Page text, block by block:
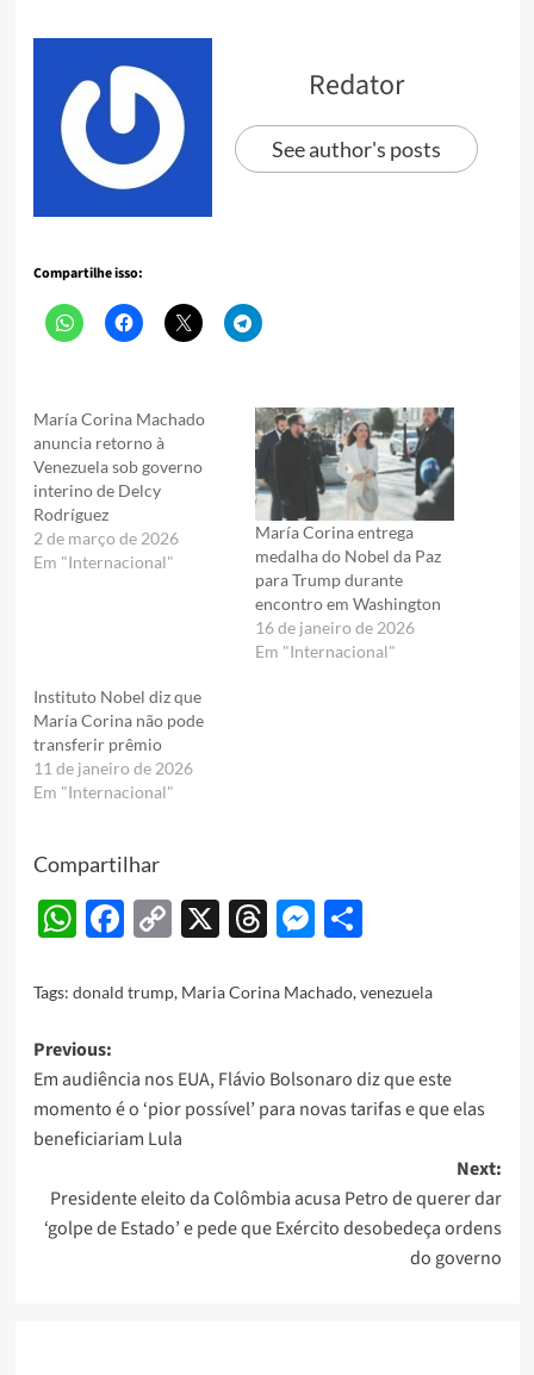
Redator
See author's posts
Compartilhe isso:
María Corina Machado
anuncia retorno à
Venezuela sob governo
interino de Delcy
Rodríguez
2 de março de 2026
Em "Internacional"
María Corina entrega
medalha do Nobel da Paz
para Trump durante
encontro em Washington
16 de janeiro de 2026
Em "Internacional"
Instituto Nobel diz que
María Corina não pode
transferir prêmio
11 de janeiro de 2026
Em "Internacional"
Compartilhar
WhatsApp
Facebook
Copy
X Threads
Messenger
Share
Tags: donald trump, Maria Corina Machado,venezuela
Post
navigation
Previous:
Em audiência nos EUA, Flávio Bolsonaro diz que este
momento é o ‘pior possível’ para novas tarifas e que elas
beneficiariam Lula
Next:
Presidente eleito da Colômbia acusa Petro de querer dar
‘golpe de Estado’ e pede que Exército desobedeça ordens
do governo